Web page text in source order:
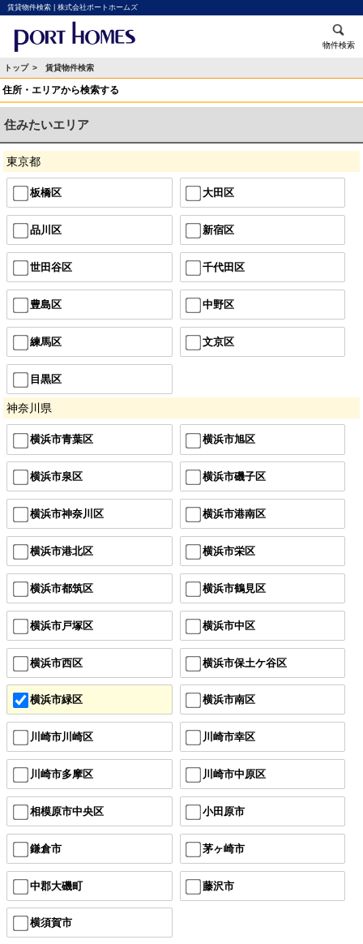
賃貸物件検索 | 株式会社ポートホームズ
物件検索
トップ > 賃貸物件検索
住所・エリアから検索する
住みたいエリア
東京都
板橋区 大田区
品川区 新宿区
世田谷区 千代田区
豊島区 中野区
練馬区 文京区
目黒区
神奈川県
横浜市青葉区 横浜市旭区
横浜市泉区 横浜市磯子区
横浜市神奈川区 横浜市港南区
横浜市港北区 横浜市栄区
横浜市都筑区 横浜市鶴見区
横浜市戸塚区 横浜市中区
横浜市西区 横浜市保土ケ谷区
横浜市緑区 横浜市南区
川崎市川崎区 川崎市幸区
川崎市多摩区 川崎市中原区
相模原市中央区 小田原市
鎌倉市 茅ヶ崎市
中郡大磯町 藤沢市
横須賀市